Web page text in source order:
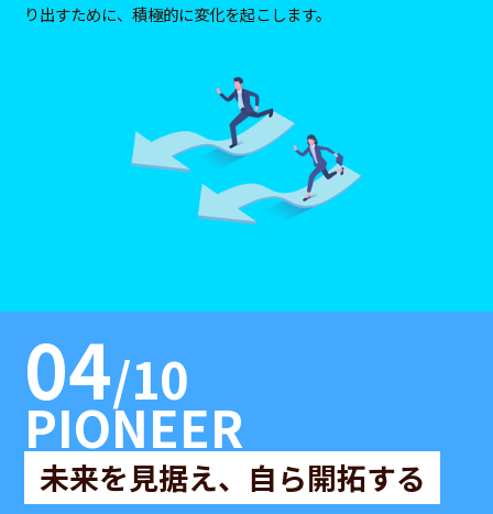
り出すために、積極的に変化を起こします。
04/10
PIONEER
未来を見据え、自ら開拓する